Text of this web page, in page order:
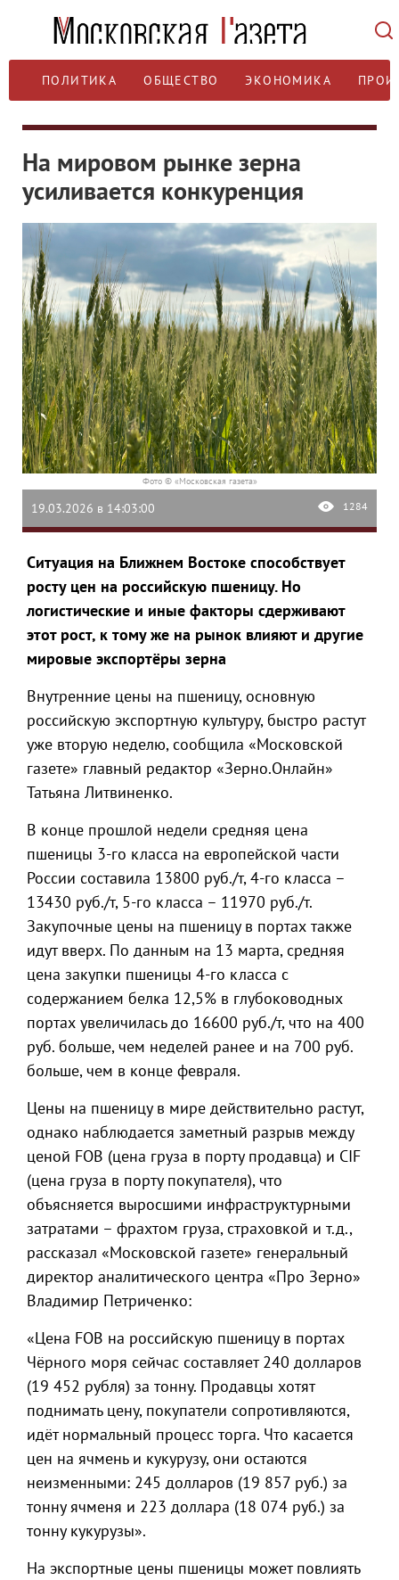
ПОЛИТИКА ОБЩЕСТВО ЭКОНОМИКА
На мировом рынке зерна
усиливается конкуренция
Фото © «Московская газета»
19.03.2026 в 14:03:00 1284
Ситуация на Ближнем Востоке способствует
росту цен на российскую пшеницу. Но
логистические и иные факторы сдерживают
этот рост, к тому же на рынок влияют и другие
мировые экспортёры зерна
Внутренние цены на пшеницу, основную
российскую экспортную культуру, быстро растут
уже вторую неделю, сообщила «Московской
газете» главный редактор «Зерно.Онлайн»
Татьяна Литвиненко.
В конце прошлой недели средняя цена
пшеницы 3-го класса на европейской части
России составила 13800 руб./т, 4-го класса –
13430 руб./т, 5-го класса – 11970 руб./т.
Закупочные цены на пшеницу в портах также
идут вверх. По данным на 13 марта, средняя
цена закупки пшеницы 4-го класса с
содержанием белка 12,5% в глубоководных
портах увеличилась до 16600 руб./т, что на 400
руб. больше, чем неделей ранее и на 700 руб.
больше, чем в конце февраля.
Цены на пшеницу в мире действительно растут,
однако наблюдается заметный разрыв между
ценой FOB (цена груза в порту продавца) и CIF
(цена груза в порту покупателя), что
объясняется выросшими инфраструктурными
затратами – фрахтом груза, страховкой и т.д.,
рассказал «Московской газете» генеральный
директор аналитического центра «Про Зерно»
Владимир Петриченко:
«Цена FOB на российскую пшеницу в портах
Чёрного моря сейчас составляет 240 долларов
(19 452 рубля) за тонну. Продавцы хотят
поднимать цену, покупатели сопротивляются,
идёт нормальный процесс торга. Что касается
цен на ячмень и кукурузу, они остаются
неизменными: 245 долларов (19 857 руб.) за
тонну ячменя и 223 доллара (18 074 руб.) за
тонну кукурузы».
На экспортные цены пшеницы может повлиять